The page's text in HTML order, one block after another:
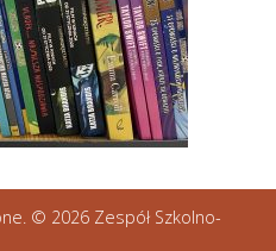
© 2026 Zespół Szkolno-